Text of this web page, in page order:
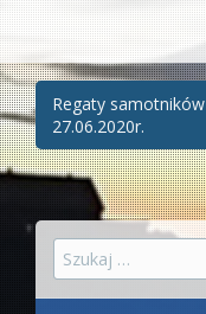
Zobacz
wpisy
Regaty samotników
27.06.2020r.
Szukaj: